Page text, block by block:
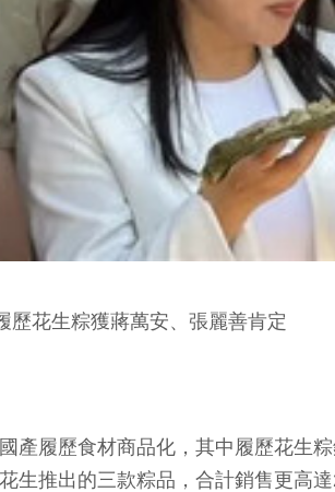
歷花生粽獲蔣萬安、張麗善肯定
履歷食材商品化，其中履歷花生粽
生推出的三款粽品，合計銷售更高